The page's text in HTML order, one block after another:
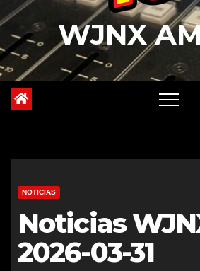
WJNX
NOTICIAS
Noticias
2026-03-31